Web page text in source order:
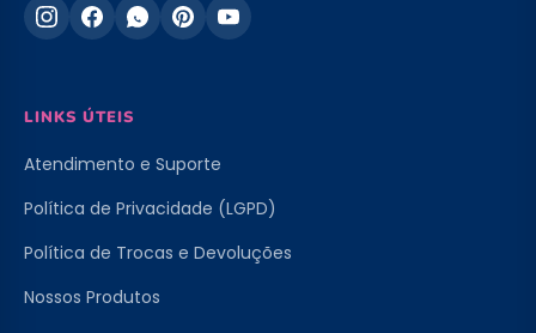
LINKS ÚTEIS
Atendimento e Suporte
Política de Privacidade (LGPD)
Política de Trocas e Devoluções
Nossos Produtos